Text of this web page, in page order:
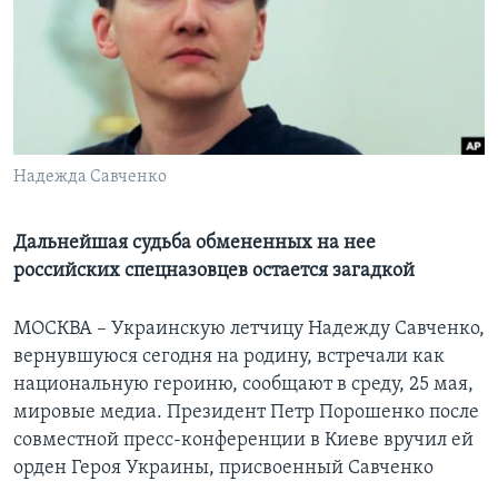
Learning English
СОЦИАЛЬНЫЕ СЕТИ
Надежда Савченко
Дальнейшая судьба обмененных на нее
российских спецназовцев остается загадкой
МОСКВА – Украинскую летчицу Надежду Савченко,
вернувшуюся сегодня на родину, встречали как
национальную героиню, сообщают в среду, 25 мая,
мировые медиа. Президент Петр Порошенко после
совместной пресс-конференции в Киеве вручил ей
орден Героя Украины, присвоенный Савченко